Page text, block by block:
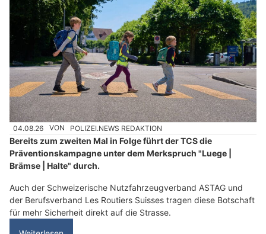
04.08.26 VON POLIZEI.NEWS REDAKTION
Bereits zum zweiten Mal in Folge führt der TCS die
Präventionskampagne unter dem Merkspruch "Luege |
Brämse | Halte" durch.
Auch der Schweizerische Nutzfahrzeugverband ASTAG und
der Berufsverband Les Routiers Suisses tragen diese Botschaft
für mehr Sicherheit direkt auf die Strasse.